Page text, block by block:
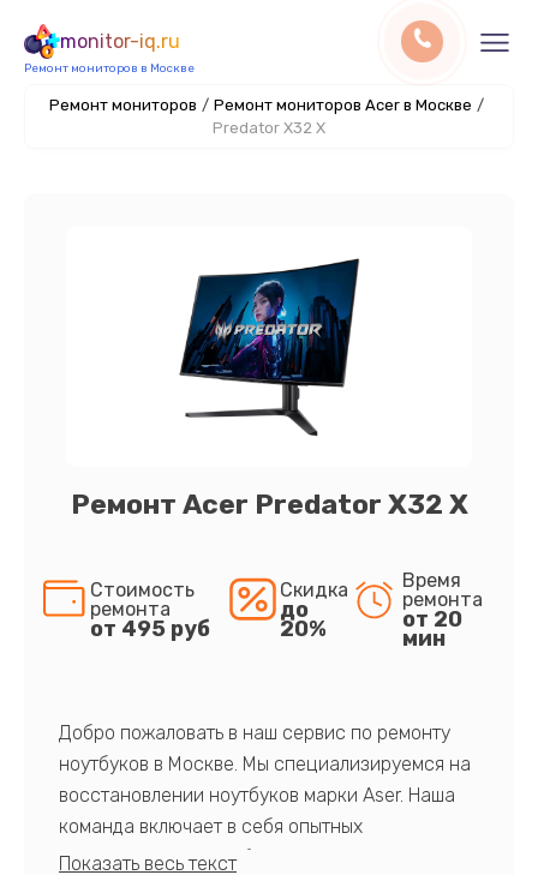
monitor-iq.ru
Ремонт мониторов в Москве
Ремонт мониторов / Ремонт мониторов Acer в Москве /
Predator X32 X
Ремонт Acer Predator X32 X
Стоимость
ремонта
от 495 руб
Скидка
до
20%
Время
ремонта
от 20
мин
Добро пожаловать в наш сервис по ремонту
ноутбуков в Москве. Мы специализируемся на
восстановлении ноутбуков марки Aser. Наша
команда включает в себя опытных
профессионалов с обширными знаниями и